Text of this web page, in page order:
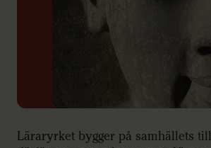
Läraryrket bygger på samhällets